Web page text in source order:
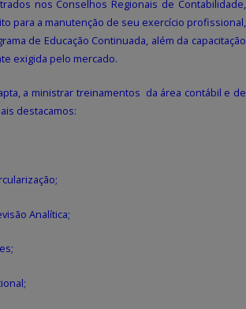
nos Conselhos Regionais de Contabilidade,
para a manutenção de seu exercício profissional,
de Educação Continuada, além da capacitação
exigida pelo mercado.
a ministrar treinamentos da área contábil e de
destacamos:
Analítica;